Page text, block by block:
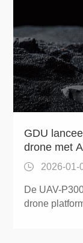
GDU
drone met
mist2026-01-
De UAV-
drone